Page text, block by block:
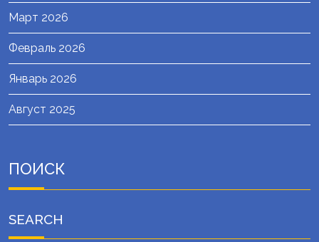
Март 2026
Февраль 2026
Январь 2026
Август 2025
ПОИСК
SEARCH